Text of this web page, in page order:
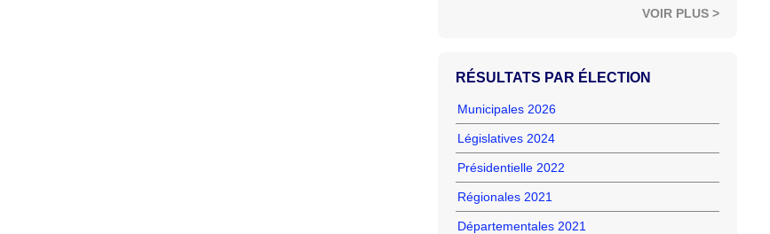
VOIR PLUS >
RÉSULTATS PAR ÉLECTION
Municipales 2026
Législatives 2024
Présidentielle 2022
Régionales 2021
Départementales 2021